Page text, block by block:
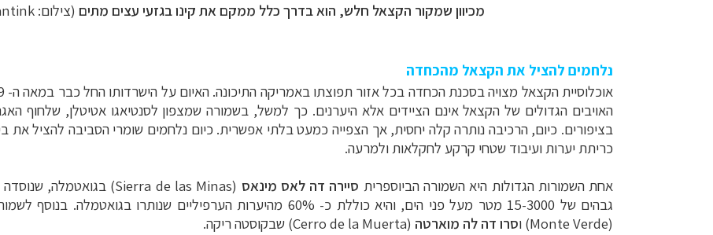
מכיוון שמקור הקצאל חלש, הוא בדרך כלל ממקם את קינו בגזעי עצים מתים (צילום:
נלחמים להציל את הקצאל מהכחדה
אוכלוסיית הקצאל מצויה בסכנת הכחדה בכל אזור תפוצתו באמריקה התיכונה. האיום על הישרדותו החל כבר במאה ה- 19, כאשר פוחלצי קצאלים יוצאו למעריצים
האויבים הגדולים של הקצאל אינם הציידים אלא היערנים. כך למשל, בשמורה שמצפון לסנטיאגו אטיטלן, שלחוף
בציפורים. כיום, הרכיבה נותרה קלה יחסית, אך הצפייה כמעט בלתי אפשרית. כיום נלחמים שומריהסביבה להציל את
כריתת יערות ועיבוד שטחי קרקע לחקלאות ולמרעה.
אחת השמורות הגדולות היא השמורה הביוספרית סיירה דה לאס מינאס (Sierra de las Minas) בגואטמלה, שנוסדה בשנת 1990 ושטחה
גבהים של 15-3000 מטר מעל פני הים, והיא כוללת כ- 60% מהיערות הערפיליים שנותרו
בגואטמלה. בנוסף
(
Monte Verde
) וסרו דה לה מוארטה (Cerro de la Muerta) שבקוסטה ריקה.